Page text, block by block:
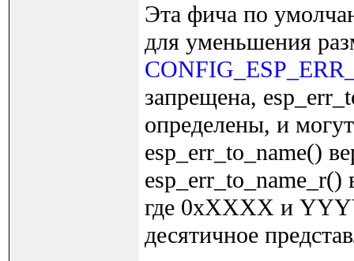
Эта фича по
для уменьшения
запрещена,
определены, и
esp_err_to_name()
где 0xXXXX и
десятичное